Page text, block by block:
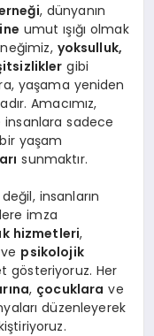
, dünyanın
umut ışığı olmak
yoksulluk,
gibi
yaşama yeniden
Amacımız,
insanlara sadece
yaşam
sunmaktır.
insanların
imza
hizmetleri,
ve psikolojik
gösteriyoruz. Her
, çocuklara ve
düzenleyerek